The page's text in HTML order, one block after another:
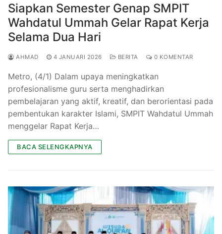
Siapkan Semester Genap SMPIT
Wahdatul Ummah Gelar Rapat Kerja
Selama Dua Hari
AHMAD 4 JANUARI 2026 BERITA 0 KOMENTAR
Metro, (4/1) Dalam upaya meningkatkan
profesionalisme guru serta menghadirkan
pembelajaran yang aktif, kreatif, dan berorientasi pada
pembentukan karakter Islami, SMPIT Wahdatul Ummah
menggelar Rapat Kerja…
BACA SELENGKAPNYA